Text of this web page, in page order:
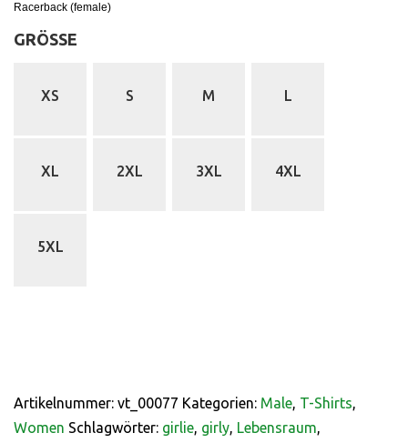
Racerback (female)
GRÖSSE
XS S M L
XL 2XL 3XL 4XL
5XL
Artikelnummer: vt_00077 Kategorien: Male, T-Shirts,
Women Schlagwörter: girlie, girly, Lebensraum,